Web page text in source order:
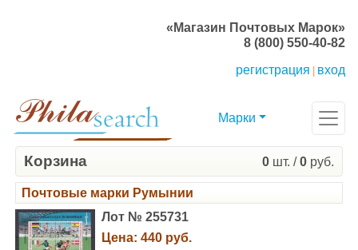
«Магазин Почтовых Марок»
8 (800) 550-40-82
регистрация
вход
Марки
Корзина 0 шт. /0 руб.
Почтовые марки Румынии
Лот № 255731
Цена: 440 руб.